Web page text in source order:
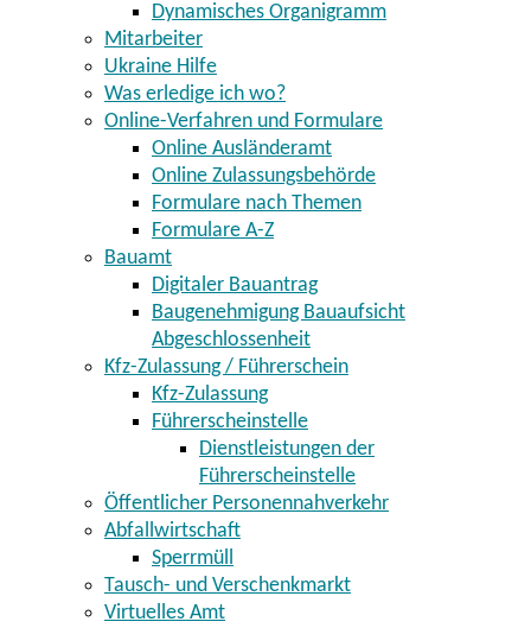
Dynamisches Organigramm
Mitarbeiter
Ukraine Hilfe
Was erledige ich wo?
Online-Verfahren und Formulare
Online Ausländeramt
Online Zulassungsbehörde
Formulare nach Themen
Formulare A-Z
Bauamt
Digitaler Bauantrag
Baugenehmigung Bauaufsicht
Abgeschlossenheit
Kfz-Zulassung / Führerschein
Kfz-Zulassung
Führerscheinstelle
Dienstleistungen der
Führerscheinstelle
Öffentlicher Personennahverkehr
Abfallwirtschaft
Sperrmüll
Tausch- und Verschenkmarkt
Virtuelles Amt